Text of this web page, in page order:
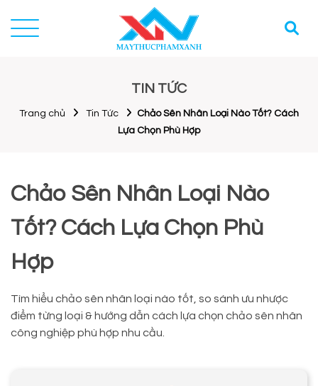
TIN TỨC
Trang chủ Tin Tức
Chảo Sên Nhân Loại Nào Tốt? Cách
Lựa Chọn Phù Hợp
Chảo Sên Nhân Loại Nào
Tốt? Cách Lựa Chọn Phù
Hợp
Tìm hiểu chảo sên nhân loại nào tốt, so sánh ưu nhược
điểm từng loại & hướng dẫn cách lựa chọn chảo sên nhân
công nghiệp phù hợp nhu cầu.